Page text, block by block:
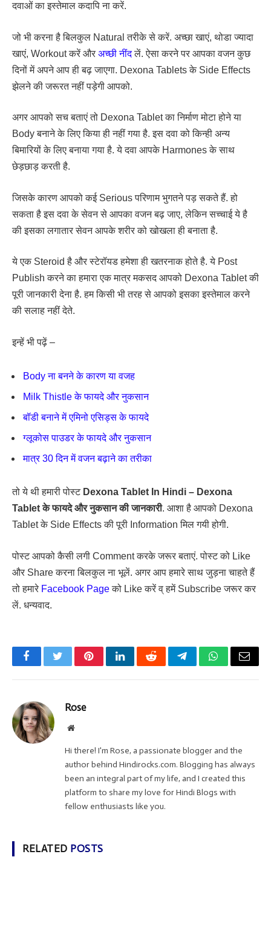
दवाओं का इस्तेमाल कदापि ना करें.
जो भी करना है बिलकुल Natural तरीके से करें. अच्छा खाएं, थोडा ज्यादा
खाएं, Workout करें और अच्छी नींदलें. ऐसा करने पर आपका वजन कुछ
दिनों में अपने आप ही बढ़ जाएगा. Dexona Tablets के Side Effects
झेलने की जरूरत नहीं पड़ेगी आपको.
अगर आपको सच बताएं तो Dexona Tablet का निर्माण मोटा होने या
Body बनाने के लिए किया ही नहीं गया है. इस दवा को किन्ही अन्य
बिमारियों के लिए बनाया गया है. ये दवा आपके Harmones के साथ
छेड़छाड़ करती है.
जिसके कारण आपको कई Serious परिणाम भुगतने पड़ सकते हैं. हो
सकता है इस दवा के सेवन से आपका वजन बढ़ जाए, लेकिन सच्चाई ये है
की इसका लगातार सेवन आपके शरीर को खोखला ही बनाता है.
ये एक Steroid है और स्टेरॉयड हमेशा ही खतरनाक होते है. ये Post
Publish करने का हमारा एक मात्र मकसद आपको Dexona Tablet की
पूरी जानकारी देना है. हम किसी भी तरह से आपको इसका इस्तेमाल करने
की सलाह नहीं देते.
इन्हें भी पढ़ें –
Body ना बनने के कारण या वजह
Milk Thistle के फायदे और नुकसान
बॉडी बनाने में एमिनो एसिड्स के फायदे
ग्लूकोस पाउडर के फायदे और नुकसान
मात्र 30 दिन में वजन बढ़ाने का तरीका
तो ये थी हमारी पोस्ट Dexona Tablet In Hindi – Dexona
Tablet के फायदे और नुकसान की जानकारी. आशा है आपको Dexona
Tablet के Side Effects की पूरी Information मिल गयी होगी.
पोस्ट आपको कैसी लगी Comment करके जरूर बताएं. पोस्ट को Like
और Share करना बिलकुल ना भूलें. अगर आप हमारे साथ जुड़ना चाहते हैं
तो हमारे Facebook Pageको Like करें व् हमें Subscribe जरूर कर
लें. धन्यवाद.
FacebookTwitterPinterestLinkedInRedditTelegramWhatsApp
Email
Rose
Website
Hi there! I'm Rose, a passionate blogger and the
author behind Hindirocks.com. Blogging has always
been an integral part of my life, and I created this
platform to share my love for Hindi Blogs with
fellow enthusiasts like you.
RELATED POSTS